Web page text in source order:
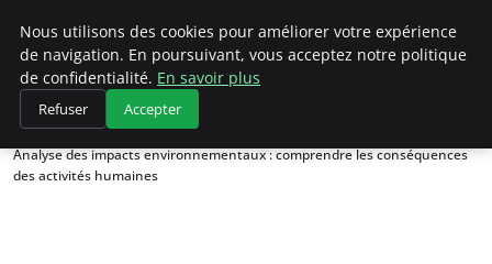
Climategatecountryclub.com
Accueil
Changements climatiques
Analyse des impacts environnementaux : comprendre les conséquences
des activités humaines
Nous utilisons des cookies pour améliorer votre expérience
de navigation. En poursuivant, vous acceptez notre politique
de confidentialité. En savoir plus
Refuser Accepter